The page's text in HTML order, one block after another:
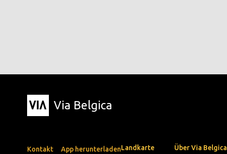
Via Belgica
Kontakt
App herunterladenLandkarte
Über Via Belgica